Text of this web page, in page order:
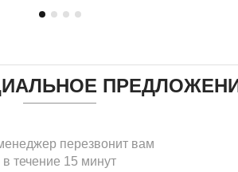
перезвонит вам
в течение 15 минут